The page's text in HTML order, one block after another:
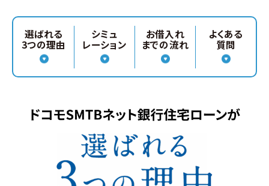
選ばれる
3つの理由
シミュ
レーション
お借入れ
までの流れ
よくある
質問